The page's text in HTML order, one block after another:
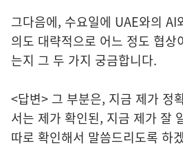
그다음에, 수요일에 UAE와의 AI
의도 대략적으로 어느 정도 협상
는지 그 두 가지 궁금합니다.
<답변> 그 부분은, 지금 제가 정
서는 제가 확인된, 지금 제가 잘
따로 확인해서 말씀드리도록 하